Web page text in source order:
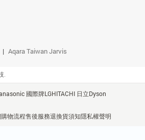
Aqara Taiwan Jarvis
.
國際牌LGHITACHI 日立Dyson
購物流程售後服務退換貨須知隱私權聲明